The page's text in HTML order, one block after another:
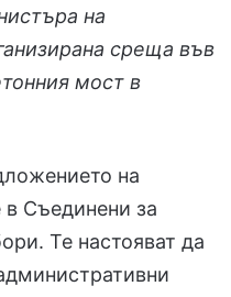
на
среща във
мост в
на
в Съединени за
Те настояват да